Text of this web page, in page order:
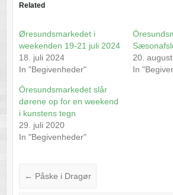
Related
Øresundsmarkedet i
weekenden 19-21 juli 2024
18. juli 2024
In "Begivenheder"
20.
In
Öresundsmarkedet slår
dørene op for en weekend
i kunstens tegn
29. juli 2020
In "Begivenheder"
← Påske i Dragør